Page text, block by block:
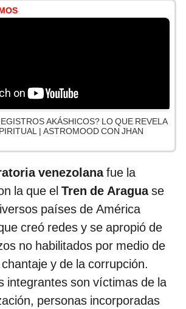
AKÁSHICOS? LO QUE REVELA
| ASTROMOOD CON JHAN
venezolanafue la
la que el Tren de Araguase
países de América
creó redes y se apropió de
no habilitados por medio de
y de la corrupción.
integrantes son víctimas de la
personas incorporadas